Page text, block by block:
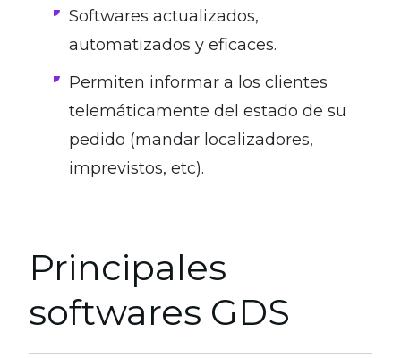
Softwares actualizados,
automatizados y eficaces.
Permiten informar a los clientes
telemáticamente del estado de su
pedido (mandar localizadores,
imprevistos, etc).
Principales
softwares GDS